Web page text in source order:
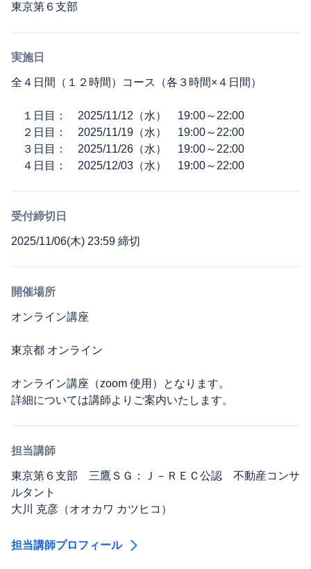
東京第６支部
実施日
全４日間（１２時間）コース（各３時間×４日間）
１日目： 2025/11/12（水） 19:00～22:00
２日目： 2025/11/19（水） 19:00～22:00
３日目： 2025/11/26（水） 19:00～22:00
４日目： 2025/12/03（水） 19:00～22:00
受付締切日
2025/11/06(木) 23:59 締切
開催場所
オンライン講座
東京都 オンライン
オンライン講座（zoom 使用）となります。
詳細については講師よりご案内いたします。
担当講師
東京第６支部 三鷹ＳＧ：Ｊ－ＲＥＣ公認 不動産コンサ
ルタント
大川 克彦（オオカワ カツヒコ）
担当講師プロフィール